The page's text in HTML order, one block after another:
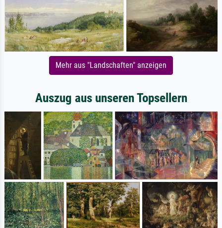
Mehr aus "Landschaften" anzeigen
Auszug aus unseren Topsellern